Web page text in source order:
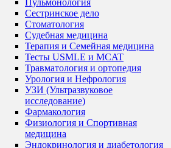
Пульмонология
Сестринское дело
Стоматология
Судебная медицина
Терапия и Семейная медицина
Тесты USMLE и MCAT
Травматология и ортопедия
Урология и Нефрология
УЗИ (Ультразвуковое
исследование)
Фармакология
Физиология и Спортивная
медицина
Эндокринология и диабетология